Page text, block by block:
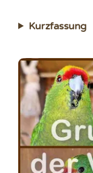
Kurzfassung